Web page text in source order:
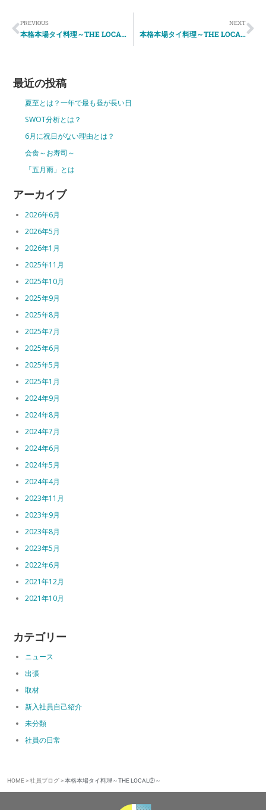
PREVIOUS
本格本場タイ料理～THE LOCAL～
NEXT
本格本場タイ料理～THE LOCAL③～
最近の投稿
夏至とは？一年で最も昼が長い日
SWOT分析とは？
6月に祝日がない理由とは？
会食～お寿司～
「五月雨」とは
アーカイブ
2026年6月
2026年5月
2026年1月
2025年11月
2025年10月
2025年9月
2025年8月
2025年7月
2025年6月
2025年5月
2025年1月
2024年9月
2024年8月
2024年7月
2024年6月
2024年5月
2024年4月
2023年11月
2023年9月
2023年8月
2023年5月
2022年6月
2021年12月
2021年10月
カテゴリー
ニュース
出張
取材
新入社員自己紹介
未分類
社員の日常
HOME>社員ブログ>本格本場タイ料理～THE LOCAL②～